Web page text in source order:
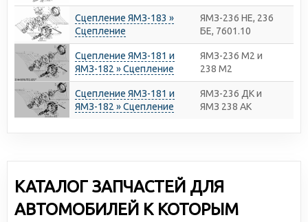
Сцепление ЯМЗ-183 »
Сцепление
ЯМЗ-236 НЕ, 236
БЕ, 7601.10
Сцепление ЯМЗ-181 и
ЯМЗ-182 » Сцепление
ЯМЗ-236 М2 и
238 М2
Сцепление ЯМЗ-181 и
ЯМЗ-182 » Сцепление
ЯМЗ-236 ДК и
ЯМЗ 238 АК
КАТАЛОГ ЗАПЧАСТЕЙ ДЛЯ
АВТОМОБИЛЕЙ К КОТОРЫМ